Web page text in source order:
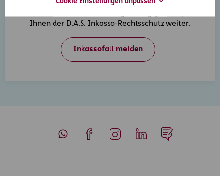
Cookie Einstellungen anpassen
Ihnen der D.A.S. Inkasso-Rechtsschutz weiter.
Inkassofall melden